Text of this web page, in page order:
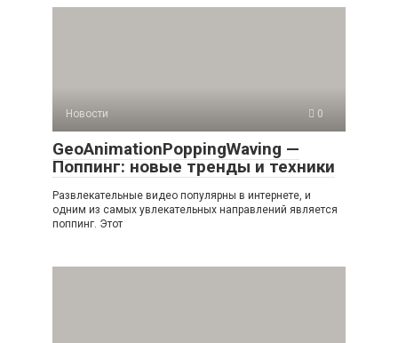
Новости 0
GeoAnimationPoppingWaving —
Поппинг: новые тренды и техники
Развлекательные видео популярны в интернете, и
одним из самых увлекательных направлений является
поппинг. Этот